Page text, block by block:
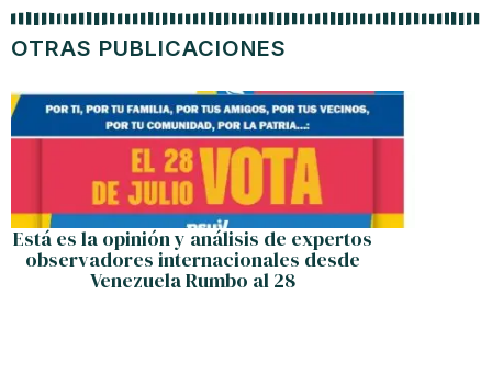
OTRAS PUBLICACIONES
Está es la opinión y análisis de expertos
observadores internacionales desde
Venezuela Rumbo al 28